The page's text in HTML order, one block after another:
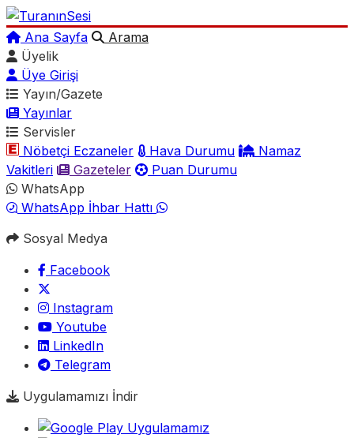
Ana Sayfa
Arama
Üyelik
Üye Girişi
Yayın/Gazete
Yayınlar
Servisler
Nöbetçi Eczaneler
Hava Durumu
Namaz
Vakitleri
Gazeteler
Puan Durumu
WhatsApp
WhatsApp İhbar Hattı
Sosyal Medya
Facebook
Instagram
Youtube
LinkedIn
Telegram
Uygulamamızı İndir